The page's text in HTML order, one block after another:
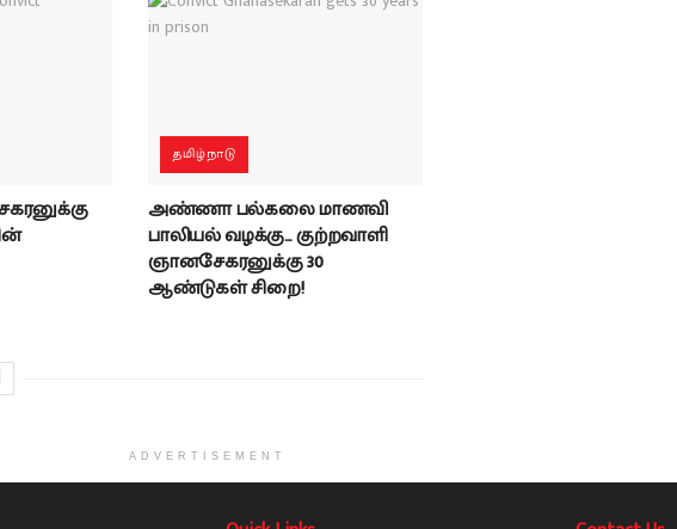
தமிழ்நாடு
அண்ணா பல்கலை மாணவி
பாலியல் வழக்கு… குற்றவாளி
ஞானசேகரனுக்கு 30
ஆண்டுகள் சிறை!
ADVERTISEMENT